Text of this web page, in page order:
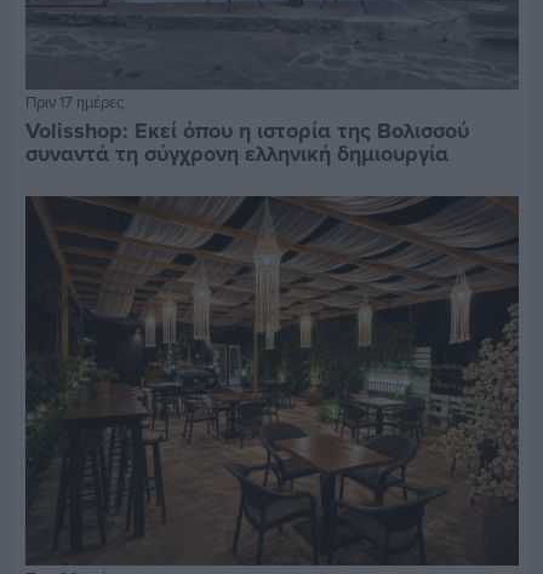
Πριν 17 ημέρες
Volisshop: Εκεί όπου η ιστορία της Βολισσού
συναντά τη σύγχρονη ελληνική δημιουργία